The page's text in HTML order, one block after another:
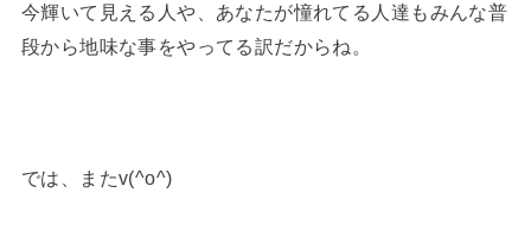
今輝いて見える人や、あなたが憧れてる人達もみんな普
段から地味な事をやってる訳だからね。
では、またv(^o^)